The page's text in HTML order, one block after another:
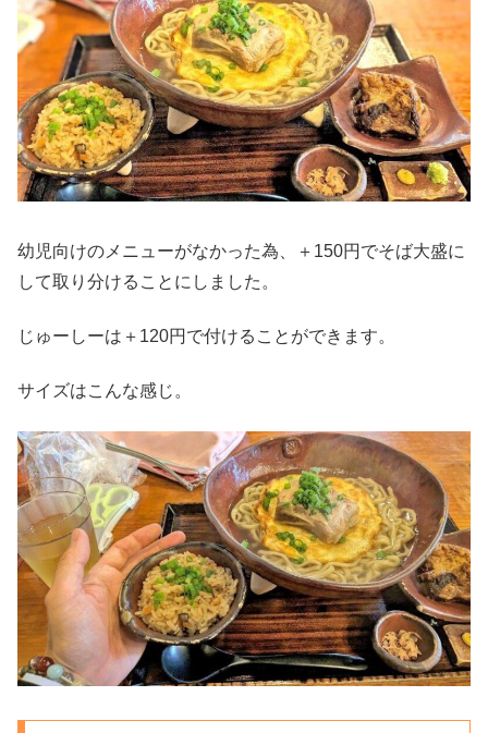
幼児向けのメニューがなかった為、＋150円でそば大盛に
して取り分けることにしました。
じゅーしーは＋120円で付けることができます。
サイズはこんな感じ。